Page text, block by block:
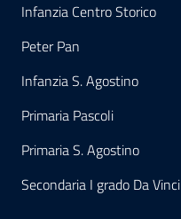
Infanzia Centro Storico
Peter Pan
Infanzia S. Agostino
Primaria Pascoli
Primaria S. Agostino
Secondaria I grado Da Vinci